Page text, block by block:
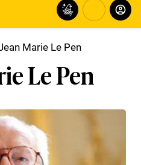
Marie Le Pen
Le Pen